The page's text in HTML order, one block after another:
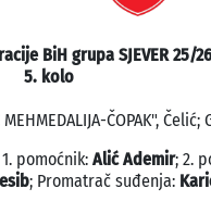
BiH grupa SJEVER 25/26
5. kolo
ČOPAK",
pomoćnik: Alić Ademir; 2.
; Promatrač suđenja: